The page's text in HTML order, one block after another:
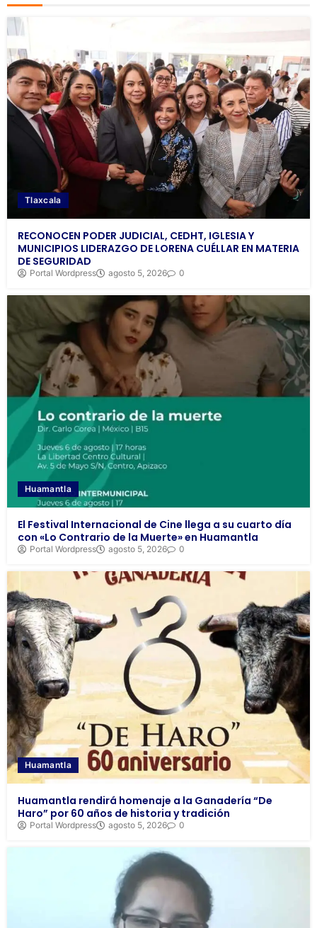
Tlaxcala
RECONOCEN PODER JUDICIAL, CEDHT, IGLESIA Y
MUNICIPIOS LIDERAZGO DE LORENA CUÉLLAR EN MATERIA
DE SEGURIDAD
Portal Wordpress agosto 5, 2026 0
Huamantla
El Festival Internacional de Cine llega a su cuarto día
con «Lo Contrario de la Muerte» en Huamantla
Portal Wordpress agosto 5, 2026 0
Huamantla
Huamantla rendirá homenaje a la Ganadería “De
Haro” por 60 años de historia y tradición
Portal Wordpress agosto 5, 2026 0